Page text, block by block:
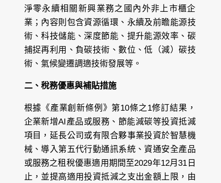
淨零永續相關新興業務之國內外非上市櫃企
業；內容則包含資源循環、永續及前瞻能源技
術、科技儲能、深度節能、提升能源效率、碳
捕捉再利用、負碳技術、數位、低（減）碳技
術、氣候變遷調適技術發展等。
二、稅務優惠與補貼措施
根據《產業創新條例》第10條之1修訂結果，
企業新增AI產品或服務、節能減碳等投資抵減
項目，延長公司或有限合夥事業投資於智慧機
械、導入第五代行動通訊系統、資通安全產品
或服務之租稅優惠適用期間至2029年12月31日
止，並提高適用投資抵減之支出金額上限，由